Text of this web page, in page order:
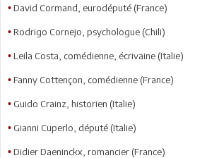
• David Cormand, eurodéputé (France)
• Rodrigo Cornejo, psychologue (Chili)
• Leila Costa, comédienne, écrivaine (Italie)
• Fanny Cottençon, comédienne (France)
• Guido Crainz, historien (Italie)
• Gianni Cuperlo, député (Italie)
• Didier Daeninckx, romancier (France)